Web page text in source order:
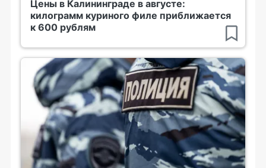
Цены в Калининграде в августе:
килограмм куриного филе приближается
к 600 рублям